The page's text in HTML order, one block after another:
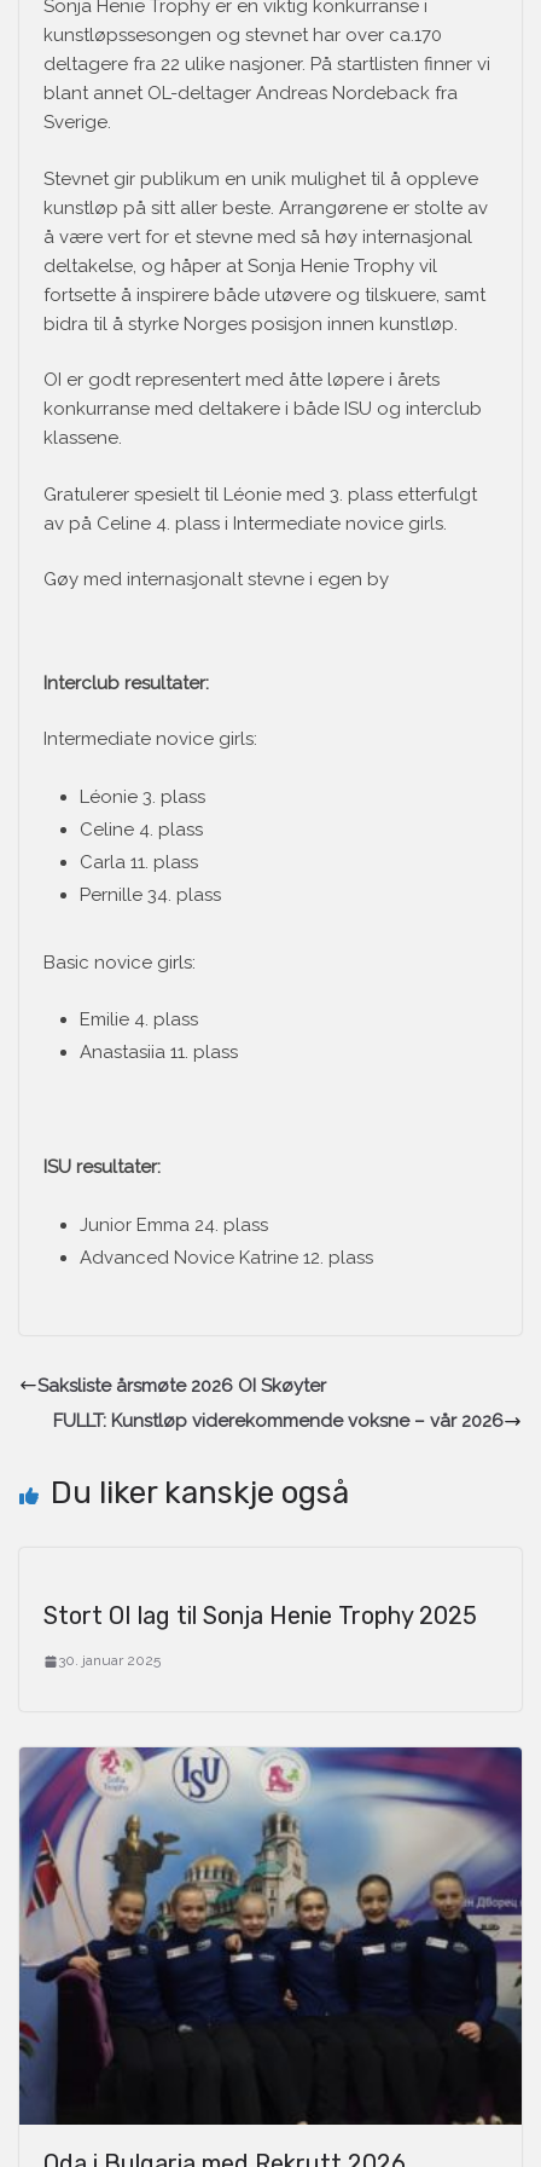
Sonja Henie Trophy er en viktig konkurranse i
kunstløpssesongen og stevnet har over ca.170
deltagere fra 22 ulike nasjoner. På startlisten finner vi
blant annet OL-deltager Andreas Nordeback fra
Sverige.
Stevnet gir publikum en unik mulighet til å oppleve
kunstløp på sitt aller beste. Arrangørene er stolte av
å være vert for et stevne med så høy internasjonal
deltakelse, og håper at Sonja Henie Trophy vil
fortsette å inspirere både utøvere og tilskuere, samt
bidra til å styrke Norges posisjon innen kunstløp.
OI er godt representert med åtte løpere i årets
konkurranse med deltakere i både ISU og interclub
klassene.
Gratulerer spesielt til Léonie med 3. plass etterfulgt
av på Celine 4. plass i Intermediate novice girls.
Gøy med internasjonalt stevne i egen by
Interclub resultater:
Intermediate novice girls:
Léonie 3. plass
Celine 4. plass
Carla 11. plass
Pernille 34. plass
Basic novice girls:
Emilie 4. plass
Anastasiia 11. plass
ISU resultater:
Junior Emma 24. plass
Advanced Novice Katrine 12. plass
Saksliste årsmøte 2026 OI Skøyter
FULLT: Kunstløp viderekommende voksne – vår 2026
Du liker kanskje også
Stort OI lag til Sonja Henie Trophy 2025
30. januar 2025